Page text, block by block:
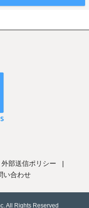
外部送信ポリシー
|
い合わせ
All Rights Reserved